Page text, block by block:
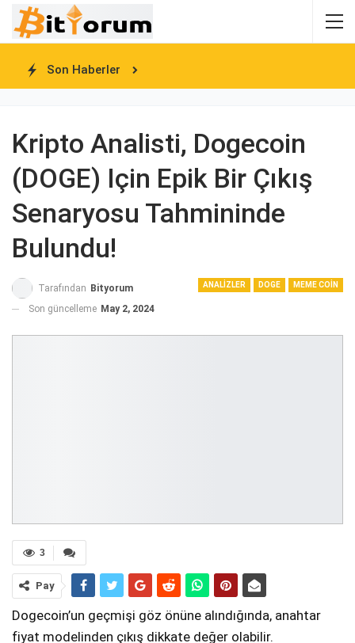
Son Haberler
Kripto Analisti, Dogecoin
(DOGE) Için Epik Bir Çıkış
Senaryosu Tahmininde
Bulundu!
ANALIZLER DOGE MEME COIN
Tarafından Bityorum
Son güncelleme May 2, 2024
3
Pay
Dogecoin’un geçmişi göz önüne alındığında, anahtar
fiyat modelinden çıkış dikkate değer olabilir.